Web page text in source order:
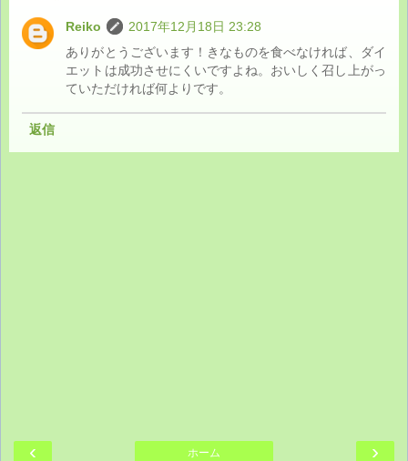
Reiko
2017年12月18日 23:28
ありがとうございます！きなものを食べなければ、ダイ
エットは成功させにくいですよね。おいしく召し上がっ
ていただければ何よりです。
返信
‹ ›
ホーム